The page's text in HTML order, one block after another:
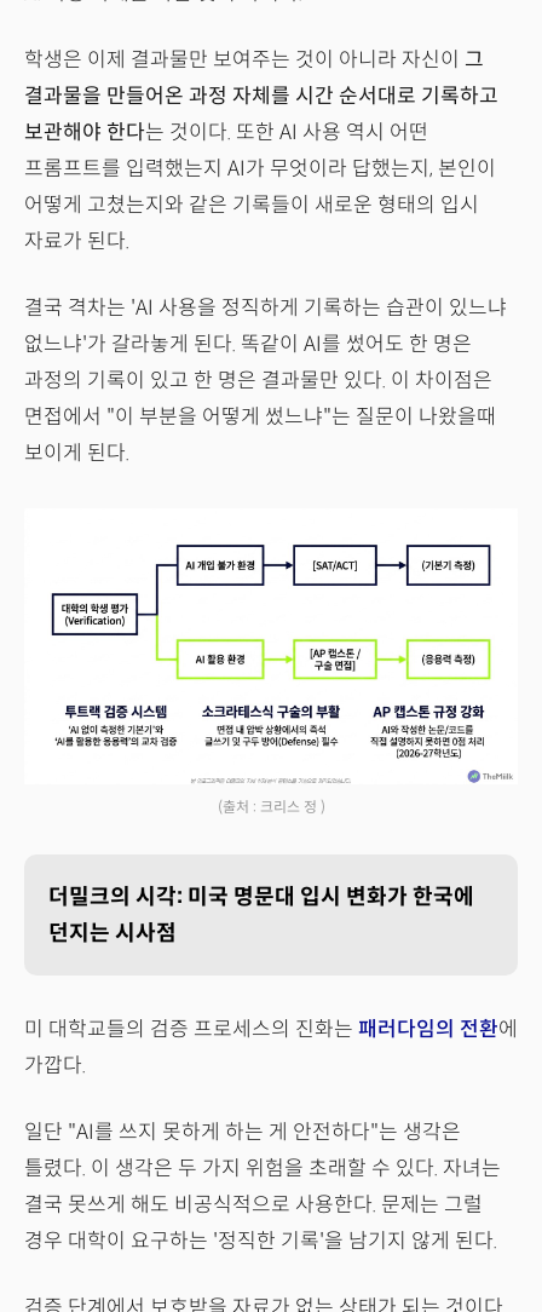
학생은 이제 결과물만 보여주는 것이 아니라 자신이 그
결과물을 만들어온 과정 자체를 시간 순서대로 기록하고
보관해야 한다는 것이다. 또한 AI 사용 역시 어떤
프롬프트를 입력했는지 AI가 무엇이라 답했는지, 본인이
어떻게 고쳤는지와 같은 기록들이 새로운 형태의 입시
자료가 된다.
결국 격차는 'AI 사용을 정직하게 기록하는 습관이 있느냐
없느냐'가 갈라놓게 된다. 똑같이 AI를 썼어도 한 명은
과정의 기록이 있고 한 명은 결과물만 있다. 이 차이점은
면접에서 "이 부분을 어떻게 썼느냐"는 질문이 나왔을때
보이게 된다.
(출처 : 크리스 정 )
더밀크의 시각: 미국 명문대 입시 변화가 한국에
던지는 시사점
미 대학교들의 검증 프로세스의 진화는 패러다임의 전환에
가깝다.
일단 "AI를 쓰지 못하게 하는 게 안전하다"는 생각은
틀렸다. 이 생각은 두 가지 위험을 초래할 수 있다. 자녀는
결국 못쓰게 해도 비공식적으로 사용한다. 문제는 그럴
경우 대학이 요구하는 '정직한 기록'을 남기지 않게 된다.